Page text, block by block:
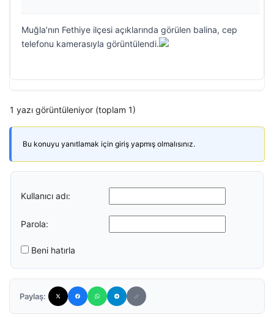
Muğla’nın Fethiye ilçesi açıklarında görülen balina, cep
telefonu kamerasıyla görüntülendi.
1 yazı görüntüleniyor (toplam 1)
Bu konuyu yanıtlamak için giriş yapmış olmalısınız.
Kullanıcı adı:
Parola:
Beni hatırla
Paylaş: